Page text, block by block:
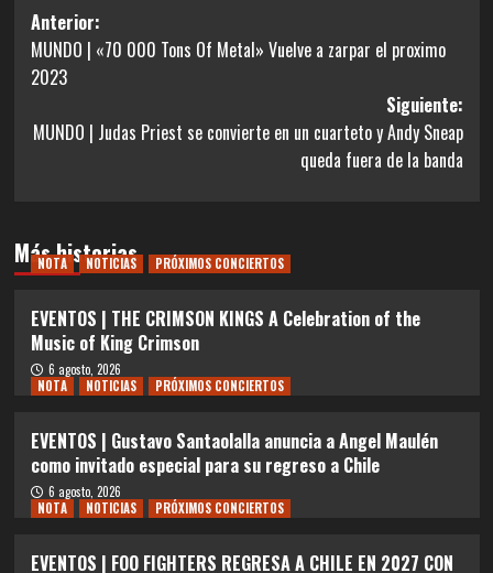
Navegación
de
entradas
Anterior:
MUNDO | «70 000 Tons Of Metal» Vuelve a zarpar el proximo
2023
Siguiente:
MUNDO | Judas Priest se convierte en un cuarteto y Andy Sneap
queda fuera de la banda
Más historias
NOTA NOTICIAS PRÓXIMOS CONCIERTOS
EVENTOS | THE CRIMSON KINGS A Celebration of the
Music of King Crimson
6 agosto, 2026
NOTA
NOTICIAS PRÓXIMOS CONCIERTOS
EVENTOS | Gustavo Santaolalla anuncia a Angel Maulén
como invitado especial para su regreso a Chile
6 agosto, 2026
NOTA
NOTICIAS PRÓXIMOS CONCIERTOS
EVENTOS | FOO FIGHTERS REGRESA A CHILE EN 2027 CON